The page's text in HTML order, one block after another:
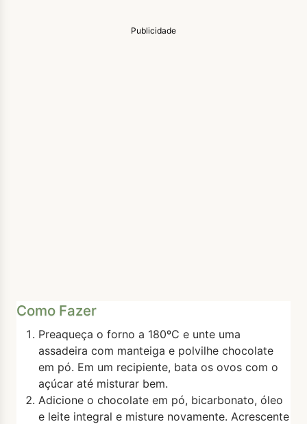
Publicidade
Como Fazer
Preaqueça o forno a 180ºC e unte uma
assadeira com manteiga e polvilhe chocolate
em pó. Em um recipiente, bata os ovos com o
açúcar até misturar bem.
Adicione o chocolate em pó, bicarbonato, óleo
e leite integral e misture novamente. Acrescente